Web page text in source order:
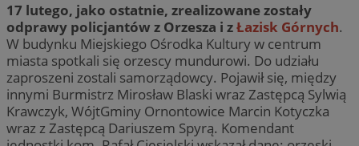
17 lutego, jako ostatnie, zrealizowane zostały
odprawy policjantów z Orzesza i zŁazisk Górnych.
W budynku Miejskiego Ośrodka Kultury w centrum
miasta spotkali się orzescy mundurowi. Do udziału
zaproszeni zostali samorządowcy. Pojawił się, między
innymi Burmistrz Mirosław Blaski wraz Zastępcą Sylwią
Krawczyk, WójtGminy Ornontowice Marcin Kotyczka
wraz z Zastępcą Dariuszem Spyrą. Komendant